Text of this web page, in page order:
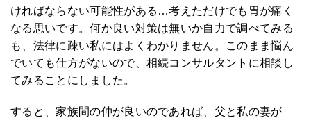
ければならない可能性がある…考えただけでも胃が痛く
なる思いです。何か良い対策は無いか自力で調べてみる
も、法律に疎い私にはよくわかりません。このまま悩ん
でいても仕方がないので、相続コンサルタントに相談し
てみることにしました。
すると、家族間の仲が良いのであれば、父と私の妻が